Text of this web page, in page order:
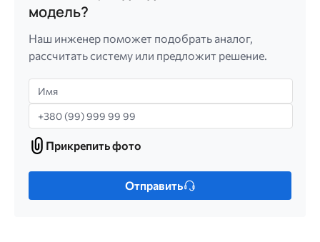
модель?
Наш инженер поможет подобрать аналог,
рассчитать систему или предложит решение.
Имя
Телефон
Прикрепить
фото
Прикрепить фото
Только
Отправить